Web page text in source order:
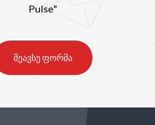
Pulse"
შეავსე ფორმა